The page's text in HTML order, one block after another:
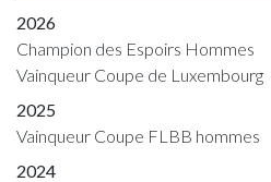
2026
Champion des Espoirs Hommes
Vainqueur Coupe de Luxembourg
2025
Vainqueur Coupe FLBB hommes
2024